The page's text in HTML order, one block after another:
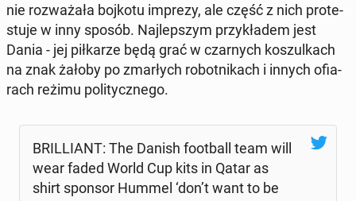
nie roz­wa­ża­ła bojkotu imprezy, ale część z nich pro­te­
stu­je w inny sposób. Naj­lep­szym przy­kła­dem jest
Dania - jej pił­ka­rze będą grać w czar­nych ko­szul­kach
na znak żałoby po zmar­łych ro­bot­ni­kach i innych ofia­
rach reżimu po­li­tycz­ne­go.
BRIL­LIANT: The Danish fo­ot­ball team will
wear faded World Cup kits in Qatar as
shirt sponsor Hummel ‘don’t want to be